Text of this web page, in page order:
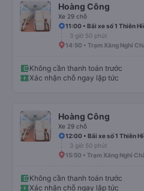
Hoàng Công
Xe 29 chỗ
11:00 • Bãi xe số 1 Thiên
3 giờ 50 phút
14:50 • Trạm Xăng Nghỉ
Không cần thanh toán trước
Xác nhận chỗ ngay lập tức
Hoàng Công
Xe 29 chỗ
12:00 • Bãi xe số 1 Thiên
3 giờ 50 phút
15:50 • Trạm Xăng Nghỉ
Không cần thanh toán trước
Xác nhận chỗ ngay lập tức